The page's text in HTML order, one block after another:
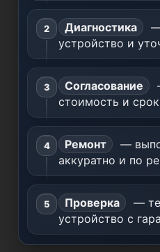
Диагностика
устройство и
Согласование
стоимость и
Ремонт
—
аккуратно и по
Проверка
—
устройство с